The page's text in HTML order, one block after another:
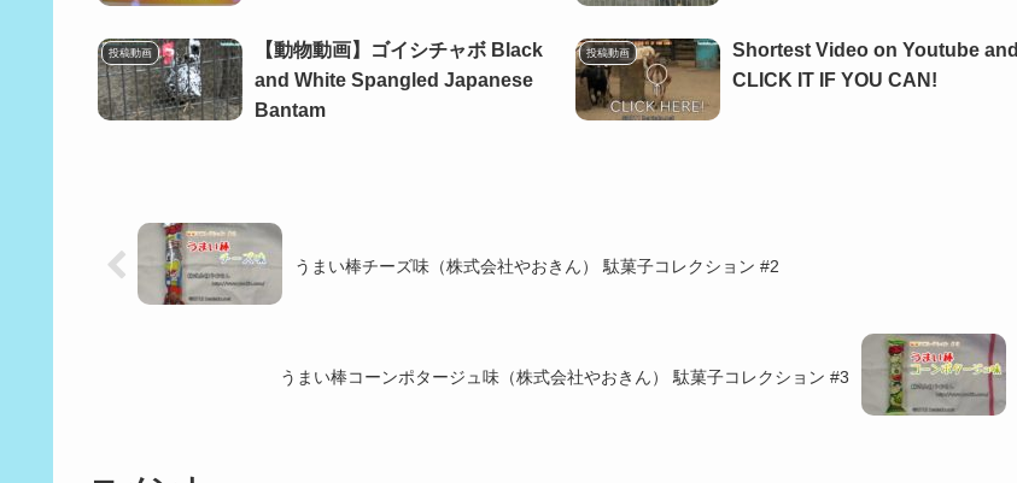
投稿動画
【動物動画】ゴイシチャボ Black
and White Spangled Japanese
Bantam
投稿動画
Shortest Video on Youtube and
CLICK IT IF YOU CAN!
うまい棒チーズ味（株式会社やおきん） 駄菓子コレクション #2
うまい棒コーンポタージュ味（株式会社やおきん） 駄菓子コレクション #3